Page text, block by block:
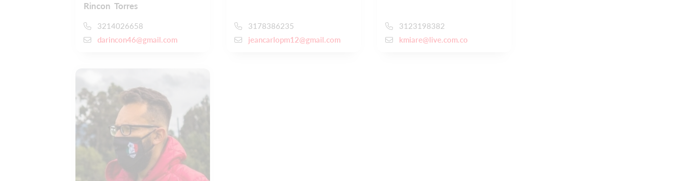
Rincon Torres
3214026658
darincon46@gmail.com
3178386235
jeancarlopm12@gmail.com
3123198382
kmiare@live.com.co